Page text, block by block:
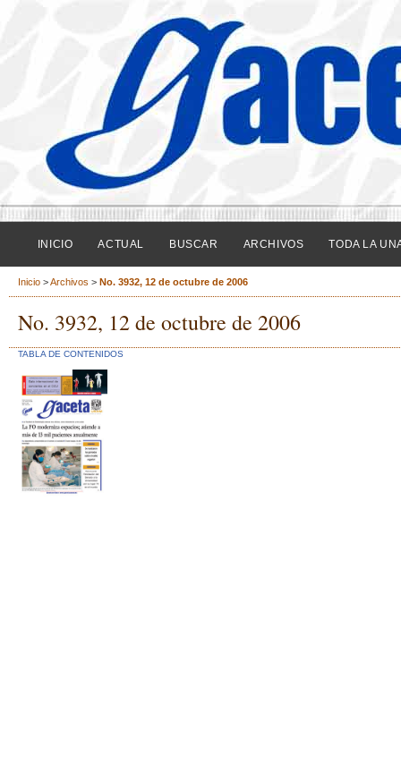
INICIO ACTUAL BUSCAR ARCHIVOS TODA LA
Inicio >Archivos > No. 3932, 12 de octubre de 2006
No. 3932, 12 de octubre de 2006
TABLA DE CONTENIDOS